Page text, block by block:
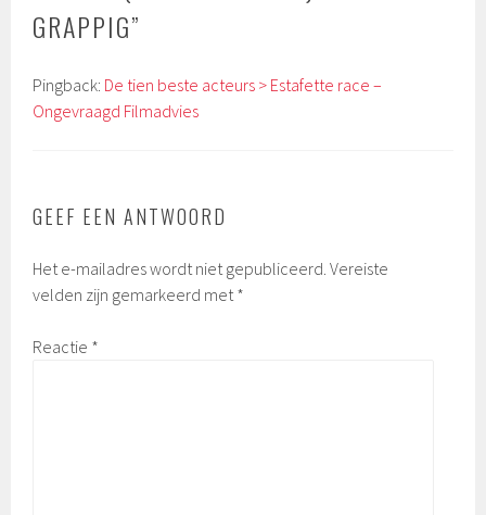
GRAPPIG”
Pingback: De tien beste acteurs > Estafette race –
Ongevraagd Filmadvies
GEEF EEN ANTWOORD
Het e-mailadres wordt niet gepubliceerd. Vereiste
velden zijn gemarkeerd met *
Reactie *